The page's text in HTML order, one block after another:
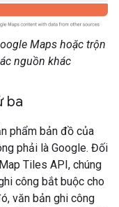
Maps hoặc trộn
nguồn khác
ba
phẩm bản đồ của
phải là Google. Đối
Tiles API, chúng
công bắt buộc cho
văn bản ghi công